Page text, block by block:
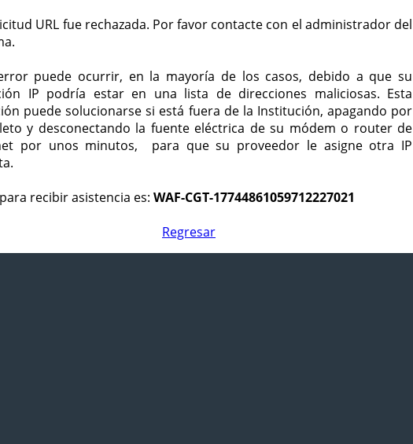
URL fue rechazada. Por favor contacte con el administrador del
puede ocurrir, en la mayoría de los casos, debido a que su
IP podría estar en una lista de direcciones maliciosas. Esta
puede solucionarse si está fuera de la Institución, apagando por
y desconectando la fuente eléctrica de su módem o router de
por unos minutos, para que su proveedor le asigne otra IP
recibir asistencia es: WAF-CGT-17744861059712227021
Regresar